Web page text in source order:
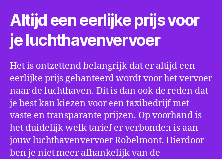
Altijd een eerlijke prijs voor
je luchthavenvervoer
Het is ontzettend belangrijk dat er altijd een
eerlijke prijs gehanteerd wordt voor het vervoer
naar de luchthaven. Dit is dan ook de reden dat
je best kan kiezen voor een taxibedrijf met
vaste en transparante prijzen. Op voorhand is
het duidelijk welk tarief er verbonden is aan
jouw luchthavenvervoer Robelmont. Hierdoor
ben je niet meer afhankelijk van de